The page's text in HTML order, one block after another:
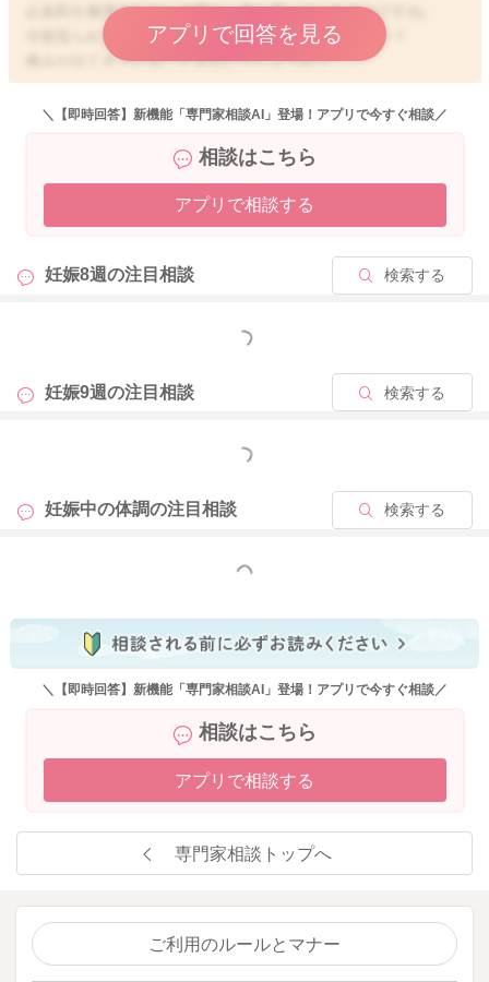
止血剤を服用されている間は、落ち着いてくれるのですね。
今朝見られていた出血は、その後落ち着いていますか？
痛みが出てきていることもないでしょうか？
どこからの出血は、こちらではわからないので、はっきりと問
題の有無についてお返事をさせていただくのは、難しくなりま
大変申し訳ありません。
先生が仰られていたように、初期に出血が見られる方は少なく
程度もさまざまではありますが、原因がはっきりとはわからな
いけれど、出血が見られることは珍しくないようにも思いま
とがありましたら、またご不安な時には受診をしていただくと
せっかくご相談くださったのに、このようなお返事となり申し
どうぞよろしくお願いします。
アプリで回答を見る
＼【即時回答】新機能「専門家相談AI」登場！アプリで今すぐ相談／
相談はこちら
アプリで相談する
妊娠8週の注目相談 検索する
もっと見る
妊娠9週の注目相談 検索する
もっと見る
妊娠中の体調の注目相談 検索する
もっと見る
＼【即時回答】新機能「専門家相談AI」登場！アプリで今すぐ相談／
相談はこちら
アプリで相談する
専門家相談トップへ
ご利用のルールとマナー